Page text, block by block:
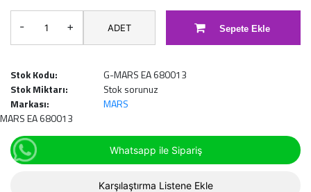
- + ADET Sepete Ekle
Stok Kodu:
G-MARS EA 680013
Stok Miktarı:
Stok sorunuz
Markası:
MARS
MARS EA 680013
Whatsapp ile Sipariş
Karşılaştırma Listene Ekle